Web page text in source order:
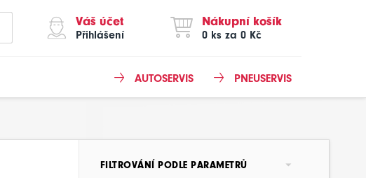
Váš účet
Přihlášení
Nákupní košík
0 ks za 0 Kč
PNEUSERVIS
AUTOSERVIS
FILTROVÁNÍ PODLE PARAMETRŮ